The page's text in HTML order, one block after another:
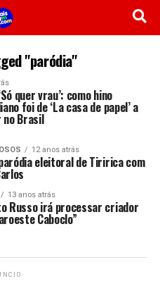
"paródia"
quer vrau’: como hino
foi de ‘La casa de papel’ a
no Brasil
12 anos atrás
eleitoral de Tiririca com
13 anos atrás
Russo irá processar criador
Caboclo”